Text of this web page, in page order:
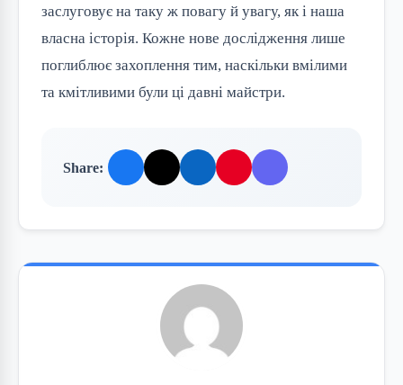
заслуговує на таку ж повагу й увагу, як і наша
власна історія. Кожне нове дослідження лише
поглиблює захоплення тим, наскільки вмілими
та кмітливими були ці давні майстри.
Share: